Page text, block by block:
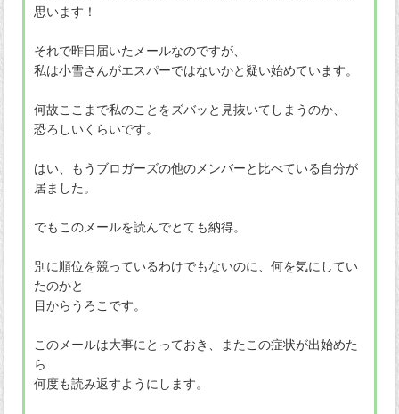
思います！
それで昨日届いたメールなのですが、
私は小雪さんがエスパーではないかと疑い始めています。
何故ここまで私のことをズバッと見抜いてしまうのか、
恐ろしいくらいです。
はい、もうブロガーズの他のメンバーと比べている自分が
居ました。
でもこのメールを読んでとても納得。
別に順位を競っているわけでもないのに、何を気にしてい
たのかと
目からうろこです。
このメールは大事にとっておき、またこの症状が出始めた
ら
何度も読み返すようにします。